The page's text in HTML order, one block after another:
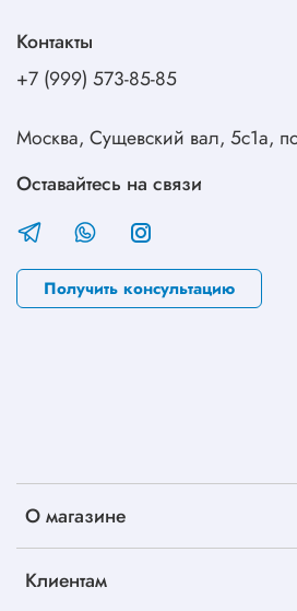
О магазине
Клиентам
Контакты
+7 (999) 573-85-85
Москва, Сущевский вал, 5с1а,
Оставайтесь на связи
Получить консультацию